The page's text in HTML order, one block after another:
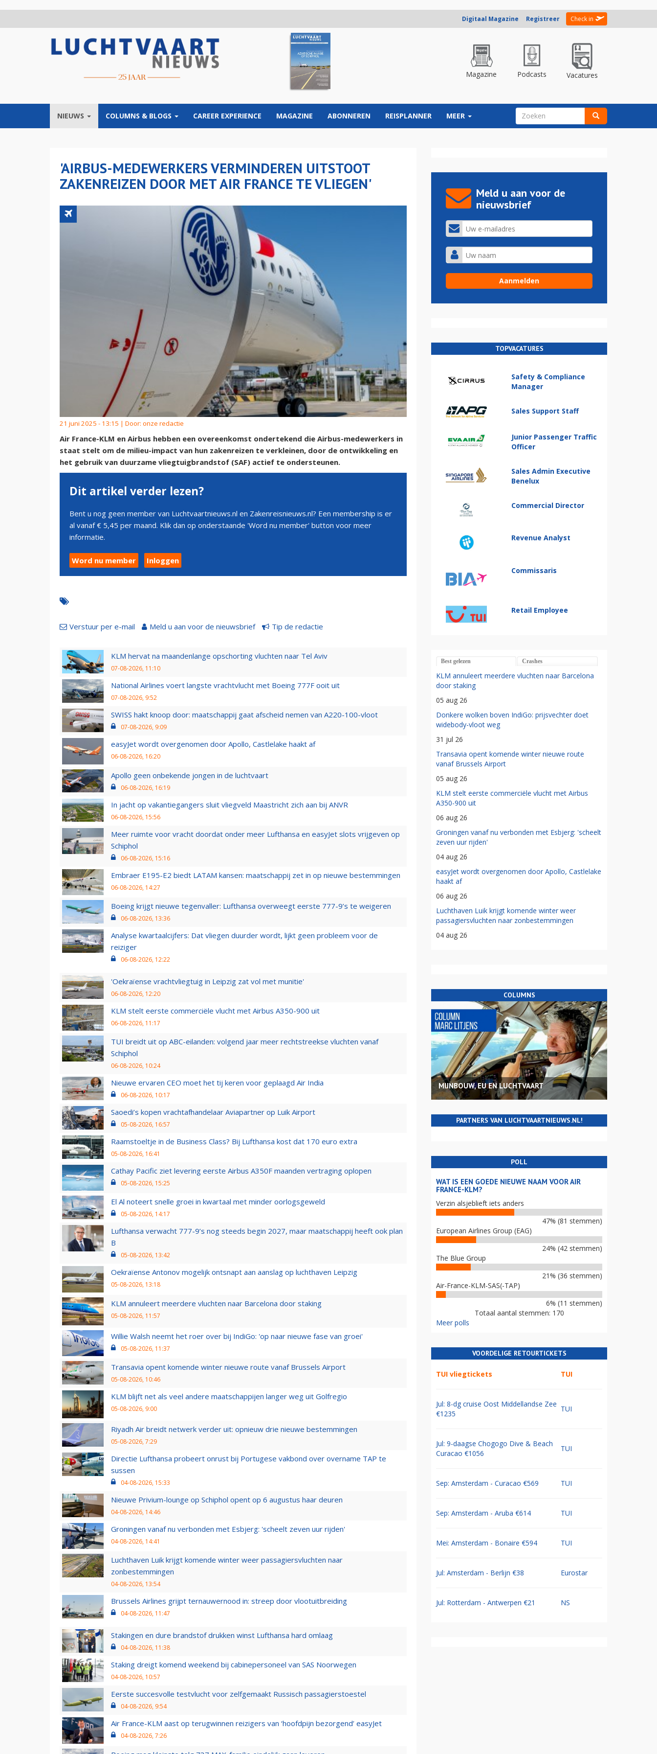
Digitaal Magazine Registreer Check in
Magazine Podcasts Vacatures
NIEUWS COLUMNS & BLOGS CAREER EXPERIENCE MAGAZINE ABONNEREN REISPLANNER MEER ZOEKVELD
'AIRBUS-MEDEWERKERS VERMINDEREN UITSTOOT
ZAKENREIZEN DOOR MET AIR FRANCE TE VLIEGEN'
21 juni 2025 - 13:15 | Door: onze redactie
Air France-KLM en Airbus hebben een overeenkomst ondertekend die Airbus-medewerkers in
staat stelt om de milieu-impact van hun zakenreizen te verkleinen, door de ontwikkeling en
het gebruik van duurzame vliegtuigbrandstof (SAF) actief te ondersteunen.
Dit artikel verder lezen?
Bent u nog geen member van Luchtvaartnieuws.nl en Zakenreisnieuws.nl? Een membership is er
al vanaf € 5,45 per maand. Klik dan op onderstaande 'Word nu member' button voor meer
informatie.
Word nu member Inloggen
Verstuur per e-mail Meld u aan voor de nieuwsbrief Tip de redactie
KLM hervat na maandenlange opschorting vluchten naar Tel Aviv
07-08-2026, 11:10
National Airlines voert langste vrachtvlucht met Boeing 777F ooit uit
07-08-2026, 9:52
SWISS hakt knoop door: maatschappij gaat afscheid nemen van A220-100-vloot
07-08-2026, 9:09
easyJet wordt overgenomen door Apollo, Castlelake haakt af
06-08-2026, 16:20
Apollo geen onbekende jongen in de luchtvaart
06-08-2026, 16:19
In jacht op vakantiegangers sluit vliegveld Maastricht zich aan bij ANVR
06-08-2026, 15:56
Meer ruimte voor vracht doordat onder meer Lufthansa en easyJet slots vrijgeven op
Schiphol
06-08-2026, 15:16
Embraer E195-E2 biedt LATAM kansen: maatschappij zet in op nieuwe bestemmingen
06-08-2026, 14:27
Boeing krijgt nieuwe tegenvaller: Lufthansa overweegt eerste 777-9’s te weigeren
06-08-2026, 13:36
Analyse kwartaalcijfers: Dat vliegen duurder wordt, lijkt geen probleem voor de
reiziger
06-08-2026, 12:22
'Oekraïense vrachtvliegtuig in Leipzig zat vol met munitie'
06-08-2026, 12:20
KLM stelt eerste commerciële vlucht met Airbus A350-900 uit
06-08-2026, 11:17
TUI breidt uit op ABC-eilanden: volgend jaar meer rechtstreekse vluchten vanaf
Schiphol
06-08-2026, 10:24
Nieuwe ervaren CEO moet het tij keren voor geplaagd Air India
06-08-2026, 10:17
Saoedi’s kopen vrachtafhandelaar Aviapartner op Luik Airport
05-08-2026, 16:57
Raamstoeltje in de Business Class? Bij Lufthansa kost dat 170 euro extra
05-08-2026, 16:41
Cathay Pacific ziet levering eerste Airbus A350F maanden vertraging oplopen
05-08-2026, 15:25
El Al noteert snelle groei in kwartaal met minder oorlogsgeweld
05-08-2026, 14:17
Lufthansa verwacht 777-9’s nog steeds begin 2027, maar maatschappij heeft ook plan
B
05-08-2026, 13:42
Oekraïense Antonov mogelijk ontsnapt aan aanslag op luchthaven Leipzig
05-08-2026, 13:18
KLM annuleert meerdere vluchten naar Barcelona door staking
05-08-2026, 11:57
Willie Walsh neemt het roer over bij IndiGo: 'op naar nieuwe fase van groei'
05-08-2026, 11:37
Transavia opent komende winter nieuwe route vanaf Brussels Airport
05-08-2026, 10:46
KLM blijft net als veel andere maatschappijen langer weg uit Golfregio
05-08-2026, 9:00
Riyadh Air breidt netwerk verder uit: opnieuw drie nieuwe bestemmingen
05-08-2026, 7:29
Directie Lufthansa probeert onrust bij Portugese vakbond over overname TAP te
sussen
04-08-2026, 15:33
Nieuwe Privium-lounge op Schiphol opent op 6 augustus haar deuren
04-08-2026, 14:46
Groningen vanaf nu verbonden met Esbjerg: 'scheelt zeven uur rijden'
04-08-2026, 14:41
Luchthaven Luik krijgt komende winter weer passagiersvluchten naar
zonbestemmingen
04-08-2026, 13:54
Brussels Airlines grijpt ternauwernood in: streep door vlootuitbreiding
04-08-2026, 11:47
Stakingen en dure brandstof drukken winst Lufthansa hard omlaag
04-08-2026, 11:38
Staking dreigt komend weekend bij cabinepersoneel van SAS Noorwegen
04-08-2026, 10:57
Eerste succesvolle testvlucht voor zelfgemaakt Russisch passagierstoestel
04-08-2026, 9:54
Air France-KLM aast op terugwinnen reizigers van ‘hoofdpijn bezorgend’ easyJet
04-08-2026, 7:26
Meld u aan voor de
nieuwsbrief
TOPVACATURES
Safety & Compliance
Manager
Sales Support Staff
Junior Passenger Traffic
Officer
Sales Admin Executive
Benelux
Commercial Director
Revenue Analyst
Commissaris
Retail Employee
Best gelezen Crashes
KLM annuleert meerdere vluchten naar Barcelona
door staking
05 aug 26
Donkere wolken boven IndiGo: prijsvechter doet
widebody-vloot weg
31 jul 26
Transavia opent komende winter nieuwe route
vanaf Brussels Airport
05 aug 26
KLM stelt eerste commerciële vlucht met Airbus
A350-900 uit
06 aug 26
Groningen vanaf nu verbonden met Esbjerg: 'scheelt
zeven uur rijden'
04 aug 26
easyJet wordt overgenomen door Apollo, Castlelake
haakt af
06 aug 26
Luchthaven Luik krijgt komende winter weer
passagiersvluchten naar zonbestemmingen
04 aug 26
COLUMNS
MIJNBOUW, EU EN LUCHTVAART
PARTNERS VAN LUCHTVAARTNIEUWS.NL!
POLL
WAT IS EEN GOEDE NIEUWE NAAM VOOR AIR
FRANCE-KLM?
Verzin alsjeblieft iets anders
47% (81 stemmen)
European Airlines Group (EAG)
24% (42 stemmen)
The Blue Group
21% (36 stemmen)
Air-France-KLM-SAS(-TAP)
6% (11 stemmen)
Totaal aantal stemmen: 170
Meer polls
VOORDELIGE RETOURTICKETS
TUI vliegtickets TUI
Jul: 8-dg cruise Oost Middellandse Zee
€1235
TUI
Jul: 9-daagse Chogogo Dive & Beach
Curacao €1056
TUI
Sep: Amsterdam - Curacao €569 TUI
Sep: Amsterdam - Aruba €614 TUI
Mei: Amsterdam - Bonaire €594 TUI
Jul: Amsterdam - Berlijn €38 Eurostar
Jul: Rotterdam - Antwerpen €21 NS